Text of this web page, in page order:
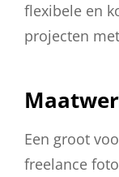
flexibele en
projecten
Een groot
freelance